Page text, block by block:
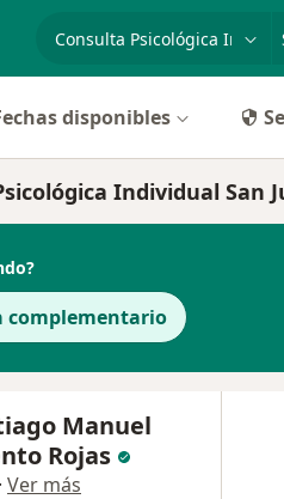
especialidad, enfermedad
disponibles
Individual San
complementario
Manuel
Rojas
· Ver más